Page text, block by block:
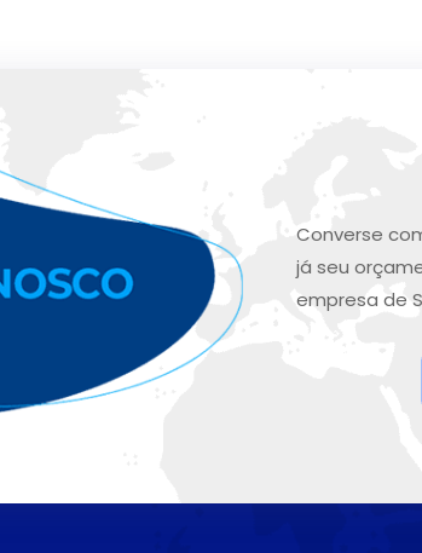
Converse
já seu
empresa de